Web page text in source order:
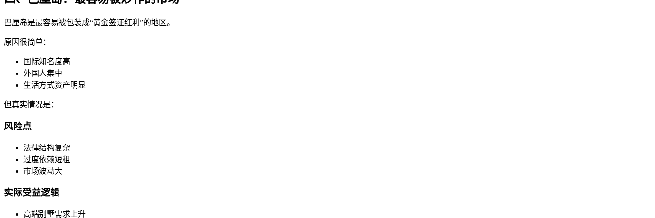
巴厘岛是最容易被包装成“黄金签证红利”的地区。
原因很简单：
国际知名度高
外国人集中
生活方式资产明显
但真实情况是：
风险点
法律结构复杂
过度依赖短租
市场波动大
实际受益逻辑
高端别墅需求上升